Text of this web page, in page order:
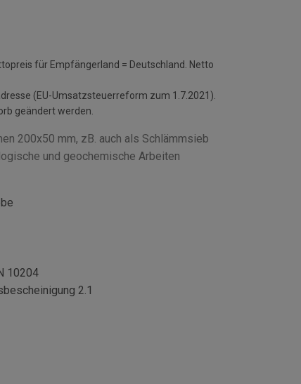
für Empfängerland = Deutschland. Netto
(EU-Umsatzsteuerreform zum 1.7.2021).
geändert werden.
200x50 mm, zB. auch als Schlämmsieb
und geochemische Arbeiten
10204
2.1